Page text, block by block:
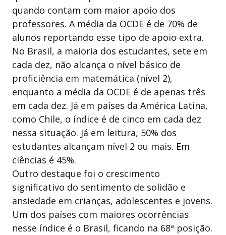
quando contam com maior apoio dos
professores. A média da OCDE é de 70% de
alunos reportando esse tipo de apoio extra.
No Brasil, a maioria dos estudantes, sete em
cada dez, não alcança o nível básico de
proficiência em matemática (nível 2),
enquanto a média da OCDE é de apenas três
em cada dez. Já em países da América Latina,
como Chile, o índice é de cinco em cada dez
nessa situação. Já em leitura, 50% dos
estudantes alcançam nível 2 ou mais. Em
ciências é 45%.
Outro destaque foi o crescimento
significativo do sentimento de solidão e
ansiedade em crianças, adolescentes e jovens.
Um dos países com maiores ocorrências
nesse índice é o Brasil, ficando na 68ª posição.